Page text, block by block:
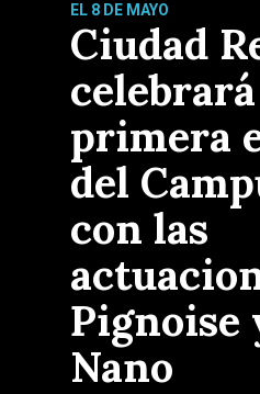
EL 8 DE MAYO
Ciudad
primera
del
con las
Pignoise
Nano